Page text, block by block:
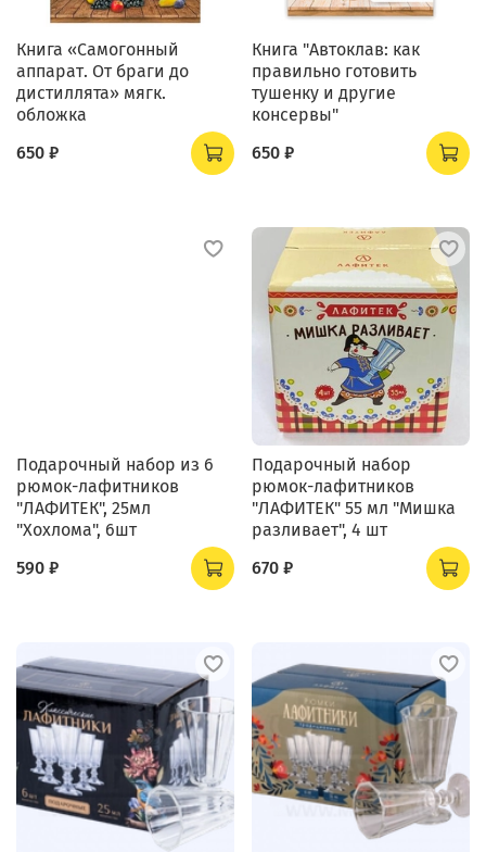
Книга «Сaмогонный
аппарат. От браги до
дистиллята» мягк.
обложка
650 ₽
Книга "Автоклав: как
правильно готовить
тушенку и другие
консервы"
650 ₽
Подарочный набор из 6
рюмок-лафитников
"ЛАФИТЕК", 25мл
"Хохлома", 6шт
590 ₽
Подарочный набор
рюмок-лафитников
"ЛАФИТЕК" 55 мл "Мишка
разливает", 4 шт
670 ₽